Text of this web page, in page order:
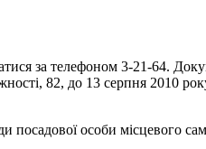
за телефоном 3-21-64.
82, до 13 серпня 2010
посадової особи місцевого